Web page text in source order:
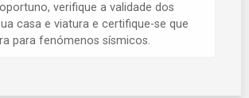
verifique a validade dos
casa e viatura e certifique-se que
para fenómenos sísmicos.